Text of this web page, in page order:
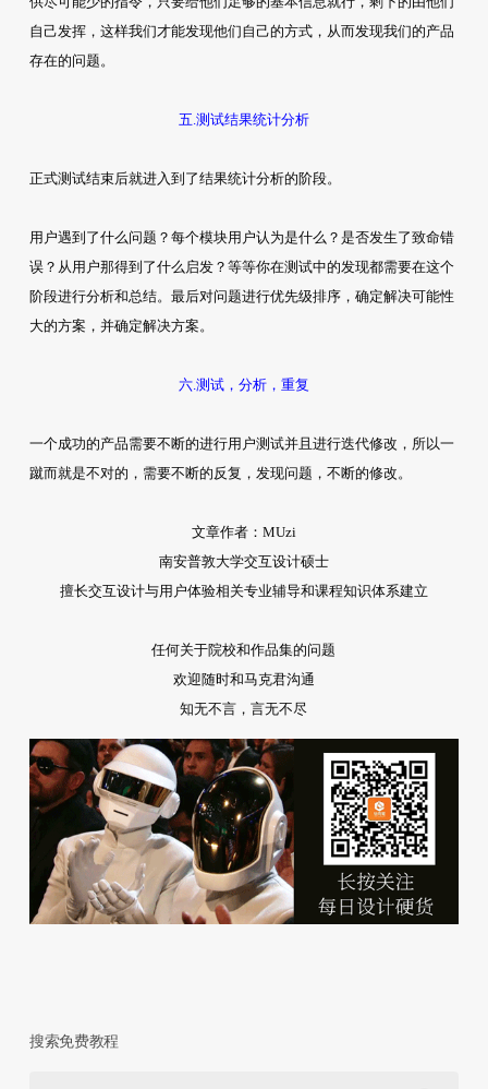
自己发挥，这样我们才能发现他们自己的方式，从而发现我们的产品
存在的问题。
五.测试结果统计分析
正式测试结束后就进入到了结果统计分析的阶段。
用户遇到了什么问题？每个模块用户认为是什么？是否发生了致命错
误？从用户那得到了什么启发？等等你在测试中的发现都需要在这个
阶段进行分析和总结。最后对问题进行优先级排序，确定解决可能性
大的方案，并确定解决方案。
六.测试，分析，重复
一个成功的产品需要不断的进行用户测试并且进行迭代修改，所以一
蹴而就是不对的，需要不断的反复，发现问题，不断的修改。
文章作者：MUzi
南安普敦大学交互设计硕士
擅长交互设计与用户体验相关专业辅导和课程知识体系建立
任何关于院校和作品集的问题
欢迎随时和马克君沟通
知无不言，言无不尽
搜索免费教程